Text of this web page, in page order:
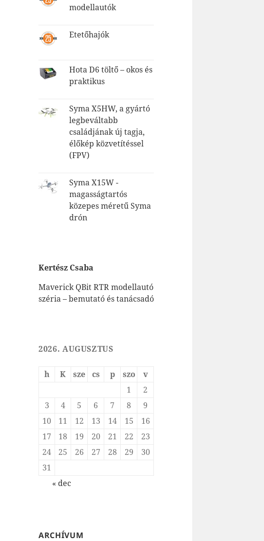
modellautók
Etetőhajók
Hota D6 töltő – okos és
praktikus
Syma X5HW, a gyártó
legbeváltabb
családjának új tagja,
élőkép közvetítéssel
(FPV)
Syma X15W -
magasságtartós
közepes méretű Syma
drón
Kertész Csaba
Maverick QBit RTR modellautó
széria – bemutató és tanácsadó
2026. AUGUSZTUS
h K sze cs p szo
v
1
2
3
4 5 6 7 8
9
10
11 12 13 14 15
16
17
18 19 20 21 22
23
24
25 26 27 28 29
30
31
« dec
ARCHÍVUM